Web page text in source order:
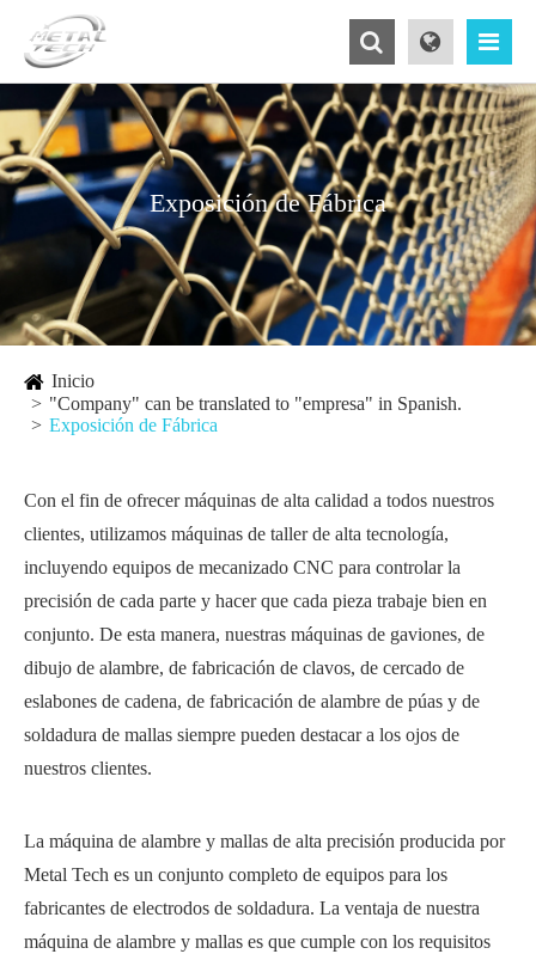
Exposición de Fábrica
Inicio
"Company" can be translated to "empresa" in Spanish.
Exposición de Fábrica
Con el fin de ofrecer máquinas de alta calidad a todos nuestros
clientes, utilizamos máquinas de taller de alta tecnología,
incluyendo equipos de mecanizado CNC para controlar la
precisión de cada parte y hacer que cada pieza trabaje bien en
conjunto. De esta manera, nuestras máquinas de gaviones, de
dibujo de alambre, de fabricación de clavos, de cercado de
eslabones de cadena, de fabricación de alambre de púas y de
soldadura de mallas siempre pueden destacar a los ojos de
nuestros clientes.
La máquina de alambre y mallas de alta precisión producida por
Metal Tech es un conjunto completo de equipos para los
fabricantes de electrodos de soldadura. La ventaja de nuestra
máquina de alambre y mallas es que cumple con los requisitos